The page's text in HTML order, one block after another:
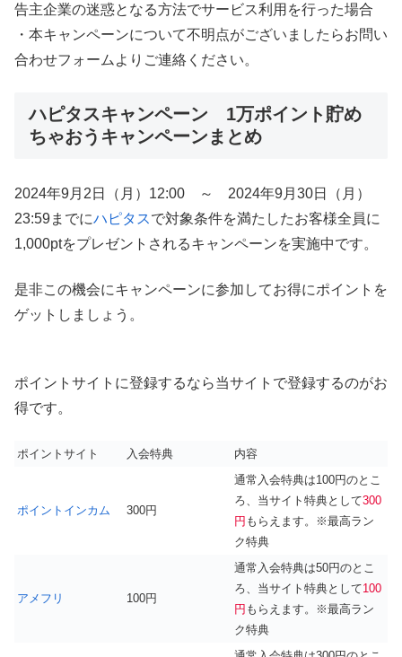
告主企業の迷惑となる方法でサービス利用を行った場合
・本キャンペーンについて不明点がございましたらお問い
合わせフォームよりご連絡ください。
ハピタスキャンペーン 1万ポイント貯め
ちゃおうキャンペーンまとめ
2024年9月2日（月）12:00 ～ 2024年9月30日（月）
23:59までにハピタスで対象条件を満たしたお客様全員に
1,000ptをプレゼントされるキャンペーンを実施中です。
是非この機会にキャンペーンに参加してお得にポイントを
ゲットしましょう。
ポイントサイトに登録するなら当サイトで登録するのがお
得です。
ポイントサイト 入会特典 内容
ポイントインカム 300円
通常入会特典は100円のとこ
ろ、当サイト特典として300
円 もらえます。※最高ラン
ク特典
アメフリ 100円
通常入会特典は50円のとこ
ろ、当サイト特典として100
円 もらえます。※最高ラン
ク特典